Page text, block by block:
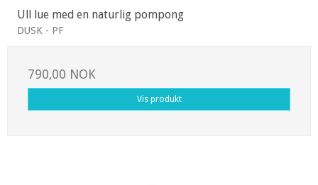
Ull lue med en naturlig pompong
DUSK - PF
790,00 NOK
Vis produkt